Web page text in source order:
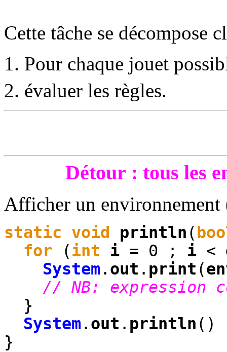
Cette tâche se décompose
Pour chaque jouet
évaluer les règles.
Détour : tous les
Afficher un
static void println (
for (int i = 0 ; i <
System . out . print (
// NB: expression
}
System . out . println ()
}